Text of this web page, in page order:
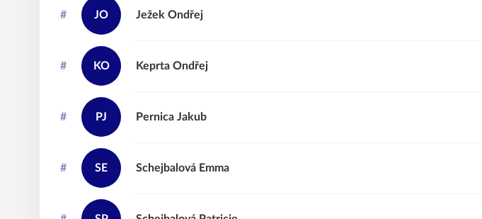
# JO Ondřej
Ježek
# KO Ondřej
Keprta
# PJ Jakub
Pernica
# SE Emma
Schejbalová